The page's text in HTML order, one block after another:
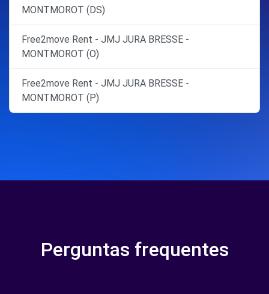
MONTMOROT (DS)
Free2move Rent - JMJ JURA BRESSE -
MONTMOROT (O)
Free2move Rent - JMJ JURA BRESSE -
MONTMOROT (P)
Perguntas frequentes